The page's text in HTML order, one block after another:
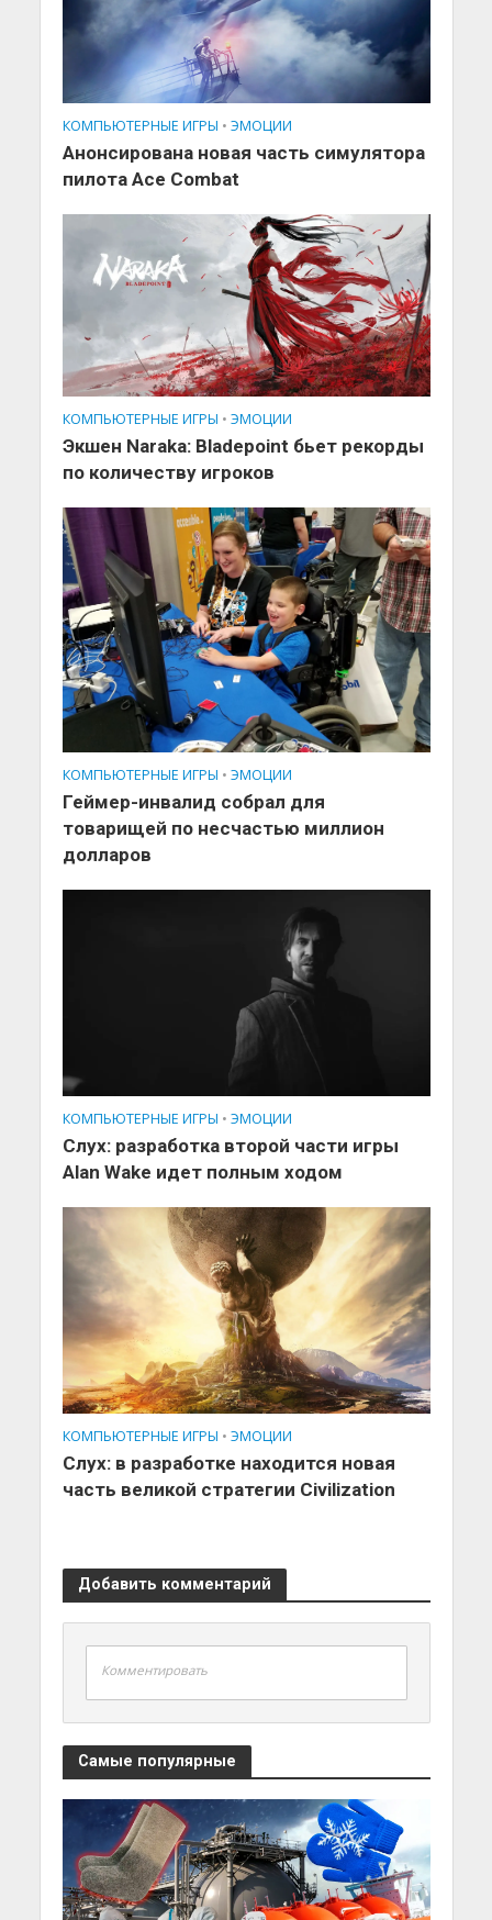
КОМПЬЮТЕРНЫЕ ИГРЫ • ЭМОЦИИ
Анонсирована новая часть симулятора
пилота Ace Combat
КОМПЬЮТЕРНЫЕ ИГРЫ • ЭМОЦИИ
Экшен Naraka: Bladepoint бьет рекорды
по количеству игроков
КОМПЬЮТЕРНЫЕ ИГРЫ • ЭМОЦИИ
Геймер-инвалид собрал для
товарищей по несчастью миллион
долларов
КОМПЬЮТЕРНЫЕ ИГРЫ • ЭМОЦИИ
Слух: разработка второй части игры
Alan Wake идет полным ходом
КОМПЬЮТЕРНЫЕ ИГРЫ • ЭМОЦИИ
Слух: в разработке находится новая
часть великой стратегии Civilization
Добавить комментарий
Комментировать
Самые популярные